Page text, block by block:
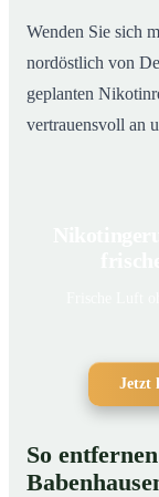
Wenden Sie sich
nordöstlich von
geplanten
vertrauensvoll an
Jetzt
So